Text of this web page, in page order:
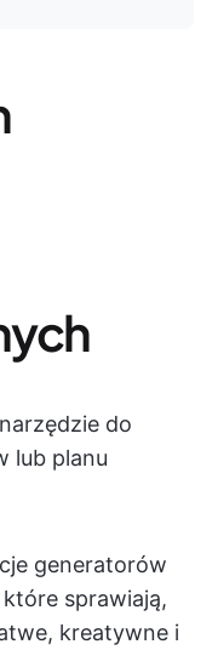
do
lub planu
generatorów
sprawiają,
kreatywne i